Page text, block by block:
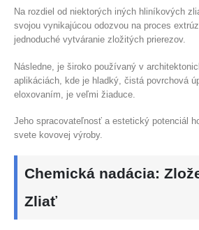
Na rozdiel od niektorých iných hliníkových
svojou vynikajúcou odozvou na proces
jednoduché vytváranie zložitých prierezov.
Následne, je široko používaný v
aplikáciách, kde je hladký, čistá povrchová
eloxovaním, je veľmi žiaduce.
Jeho spracovateľnosť a estetický potenciál
svete kovovej výroby.
Chemická nadácia:
Zliať